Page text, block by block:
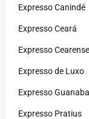
Expresso Canindé
Expresso Ceará
Expresso Cearense
Expresso de Luxo
Expresso
Expresso Pratius